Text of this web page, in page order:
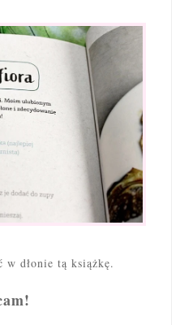
w dłonie tą książkę.